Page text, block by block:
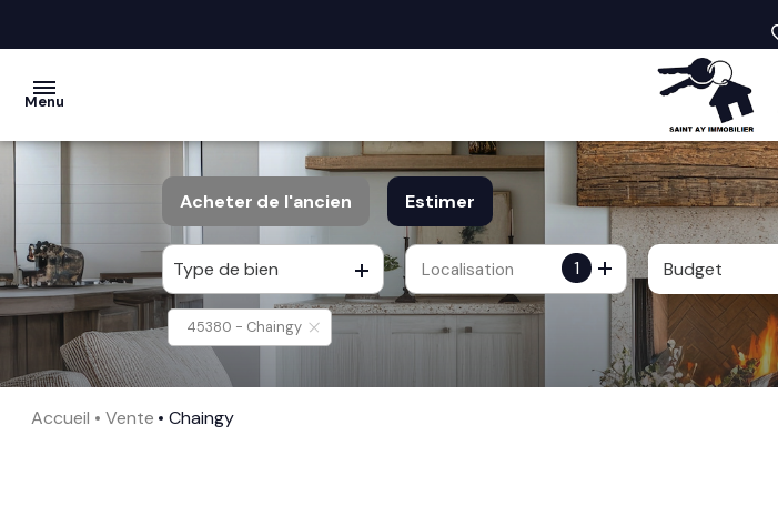
Menu
vendre
la
société
nos
Acheter de l'ancien
De l'ancien
Estimer
Type de bien 1
Localisation Budget
45380 - Chaingy
Accueil Vente Chaingy